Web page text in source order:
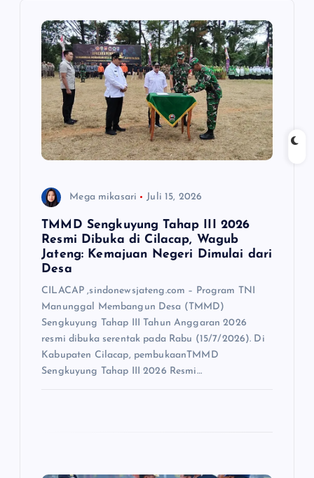
Mega mikasari Juli 15, 2026
TMMD Sengkuyung Tahap III 2026
Resmi Dibuka di Cilacap, Wagub
Jateng: Kemajuan Negeri Dimulai dari
Desa
CILACAP ,sindonewsjateng.com – Program TNI
Manunggal Membangun Desa (TMMD)
Sengkuyung Tahap III Tahun Anggaran 2026
resmi dibuka serentak pada Rabu (15/7/2026). Di
Kabupaten Cilacap, pembukaanTMMD
Sengkuyung Tahap III 2026 Resmi…